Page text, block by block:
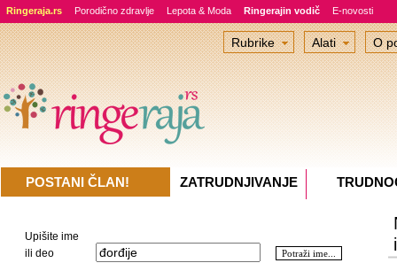
Ringeraja.rs Porodično zdravlje Lepota & Moda Ringerajin vodič E-novosti
Upišite ime
ili deo
Rubrike Alati O
POSTANI ČLAN! ZATRUDNJIVANJE